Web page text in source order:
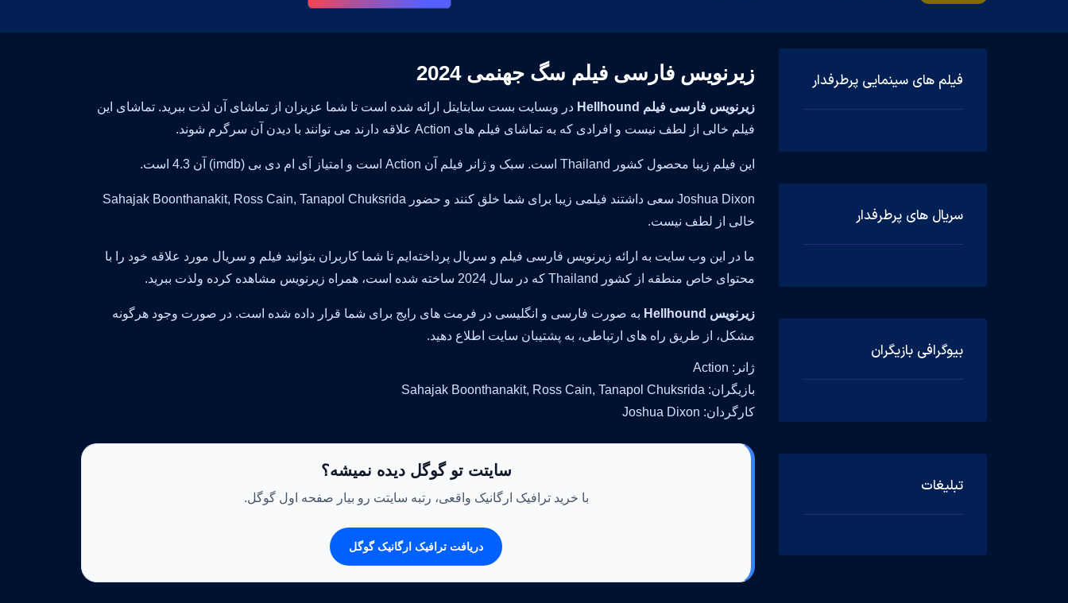
فیلم های سینمایی پرطرفدار
سریال های پرطرفدار
بیوگرافی بازیگران
تبلیغات
زیرنویس فارسی فیلم سگ جهنمی 2024
زیرنویس فارسی فیلم Hellhound
در وبسایت بست سابتایتل ارائه شده است تا شما عزیزان از تماشای آن لذت ببرید. تماشای این
فیلم خالی از لطف نیست و افرادی که به تماشای فیلم های Action علاقه دارند می توانند با دیدن آن سرگرم شوند.
این فیلم زیبا محصول کشور Thailand است. سبک و ژانر فیلم آن Action است و امتیاز آی ام دی بی (imdb) آن 4.3 است.
Joshua Dixon سعی داشتند فیلمی زیبا برای شما خلق کنند و حضور Sahajak Boonthanakit, Ross Cain, Tanapol Chuksrida
خالی از لطف نیست.
ما در این وب سایت به ارائه زیرنویس فارسی فیلم و سریال پرداخته‌ایم تا شما کاربران بتوانید فیلم و سریال مورد علاقه خود را با
محتوای خاص منطقه از کشور Thailand که در سال 2024 ساخته شده است، همراه زیرنویس مشاهده کرده ولذت ببرید.
زیرنویس Hellhound
به صورت فارسی و انگلیسی در فرمت های رایج برای شما قرار داده شده است. در صورت وجود هرگونه
مشکل، از طریق راه های ارتباطی، به پشتیبان سایت اطلاع دهید.
ژانر: Action
بازیگران: Sahajak Boonthanakit, Ross Cain, Tanapol Chuksrida
کارگردان: Joshua Dixon
سایتت تو گوگل دیده نمیشه؟
با خرید ترافیک ارگانیک واقعی، رتبه سایتت رو بیار صفحه اول گوگل.
دریافت ترافیک ارگانیک گوگل